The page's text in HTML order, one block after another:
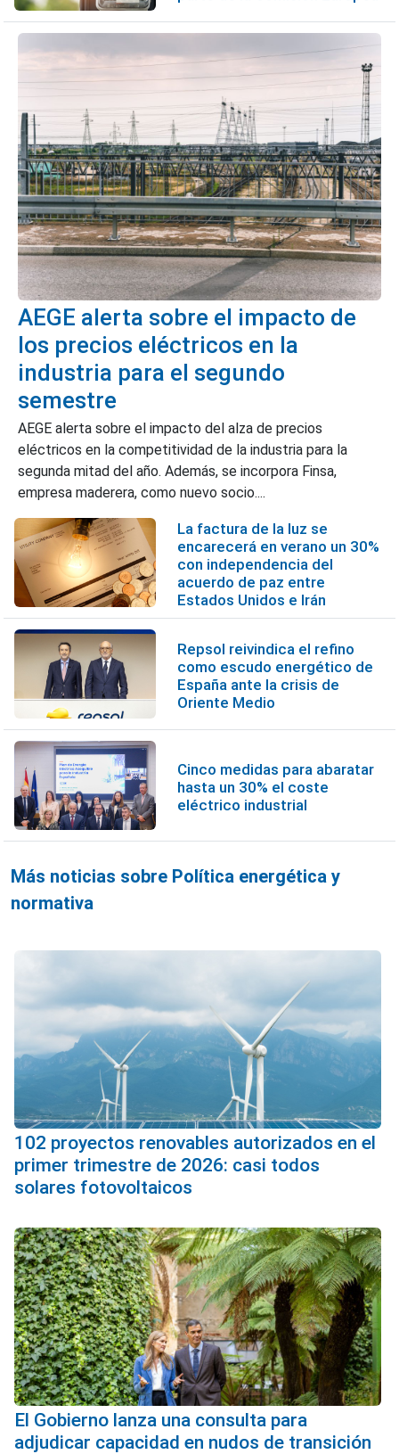
AEGE alerta sobre el impacto de
los precios eléctricos en la
industria para el segundo
semestre
AEGE alerta sobre el impacto del alza de precios
eléctricos en la competitividad de la industria para la
segunda mitad del año. Además, se incorpora Finsa,
empresa maderera, como nuevo socio....
La factura de la luz se
encarecerá en verano un 30%
con independencia del
acuerdo de paz entre
Estados Unidos e Irán
Repsol reivindica el refino
como escudo energético de
España ante la crisis de
Oriente Medio
Cinco medidas para abaratar
hasta un 30% el coste
eléctrico industrial
Más noticias sobre Política energética y
normativa
102 proyectos renovables autorizados en el
primer trimestre de 2026: casi todos
solares fotovoltaicos
El Gobierno lanza una consulta para
adjudicar capacidad en nudos de transición